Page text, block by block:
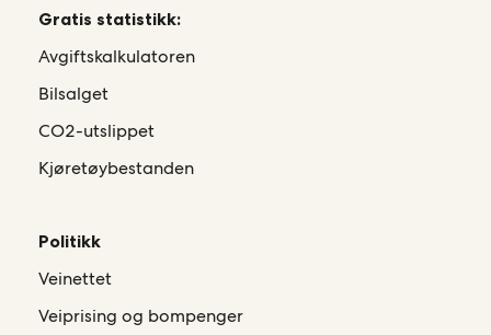
Gratis statistikk:
Avgiftskalkulatoren
Bilsalget
CO2-utslippet
Kjøretøybestanden
Politikk
Veinettet
Veiprising og bompenger